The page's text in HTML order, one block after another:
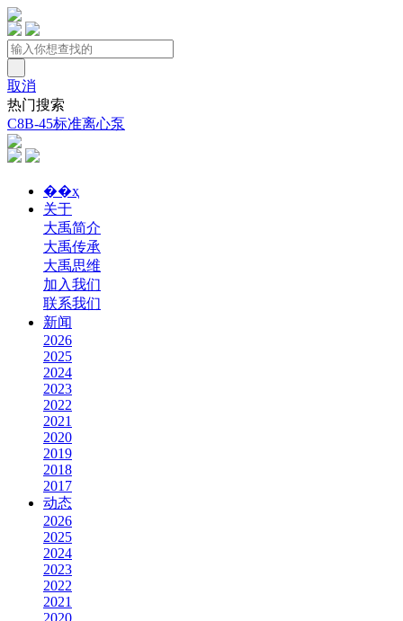
取消
热门搜索
C8B-45标准离心泵
��ҳ
关于
大禹简介
大禹传承
大禹思维
加入我们
联系我们
新闻
2026
2025
2024
2023
2022
2021
2020
2019
2018
2017
动态
2026
2025
2024
2023
2022
2021
2020